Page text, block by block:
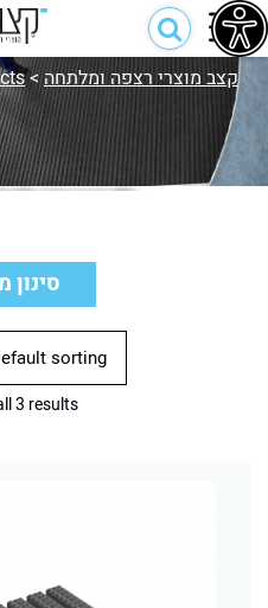
קצב מוצרי רצפה ומלתחה>
סינון
3 results